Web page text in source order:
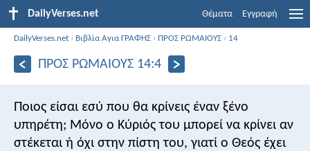
DailyVerses.net Θέματα Εγγραφή
DailyVerses.net › Βιβλία Αγια ΓΡΑΦΗΣ › ΠΡΟΣ ΡΩΜΑΙΟΥΣ › 14
ΠΡΟΣ ΡΩΜΑΙΟΥΣ 14:4
Ποιος είσαι εσύ που θα κρίνεις έναν ξένο
υπηρέτη; Μόνο ο Κύριός του μπορεί να κρίνει αν
στέκεται ή όχι στην πίστη του, γιατί ο Θεός έχει